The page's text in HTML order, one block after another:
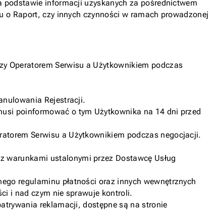
informacji uzyskanych za pośrednictwem
Raport, czy innych czynności w ramach prowadzonej
Operatorem Serwisu a Użytkownikiem podczas
Rejestracji.
poinformować o tym Użytkownika na 14 dni przed
Serwisu a Użytkownikiem podczas negocjacji.
warunkami ustalonymi przez Dostawcę Usług
regulaminu płatności oraz innych wewnętrznych
i nad czym nie sprawuje kontroli.
reklamacji, dostępne są na stronie